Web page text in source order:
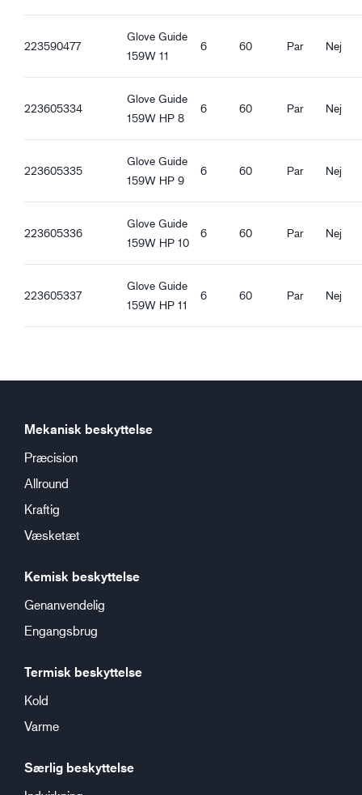
Strikket bomuldsmanchet
Touch funktion
Godt tørgreb
Godt isende greb
223590477
Glove Guide
159W 11
6 60 Par Nej
223605334
Glove Guide
159W HP 8
6 60 Par Nej
223605335
Glove Guide
159W HP 9
6 60 Par Nej
223605336
Glove Guide
159W HP 10
6 60 Par Nej
223605337
Glove Guide
159W HP 11
6 60 Par Nej
Mekanisk beskyttelse
Præcision
Allround
Kraftig
Væsketæt
Kemisk beskyttelse
Genanvendelig
Engangsbrug
Termisk beskyttelse
Kold
Varme
Særlig beskyttelse